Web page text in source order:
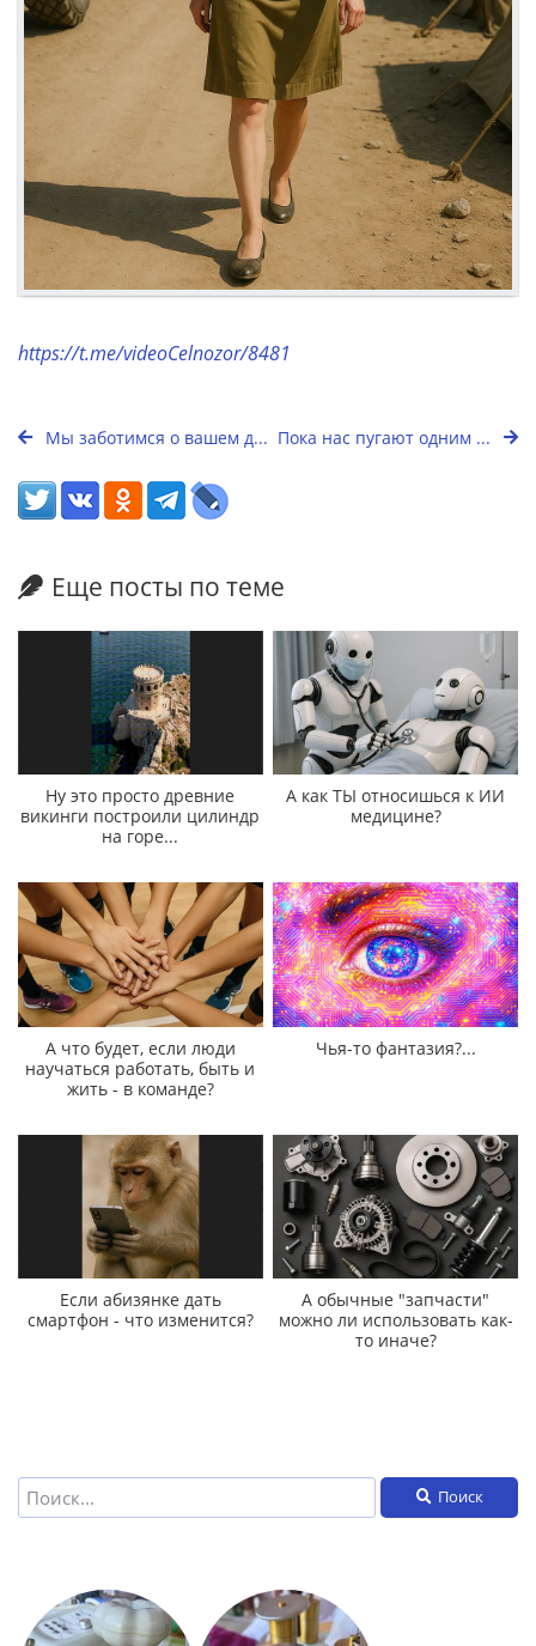
https://t.me/videoCelnozor/8481
Мы заботимся о вашем д... Пока нас пугают одним ...
Еще посты по теме
Ну это просто древние
викинги построили цилиндр
на горе...
А как ТЫ относишься к ИИ
медицине?
А что будет, если люди
научаться работать, быть и
жить - в команде?
Чья-то фантазия?...
Если абизянке дать
смартфон - что изменится?
А обычные "запчасти"
можно ли использовать как-
то иначе?
Поиск